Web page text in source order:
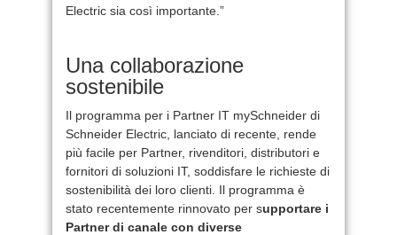
Electric sia così importante.”
Una collaborazione
sostenibile
Il programma per i Partner IT mySchneider di
Schneider Electric, lanciato di recente, rende
più facile per Partner, rivenditori, distributori e
fornitori di soluzioni IT, soddisfare le richieste di
sostenibilità dei loro clienti. Il programma è
stato recentemente rinnovato per supportare i
Partner di canale con diverse